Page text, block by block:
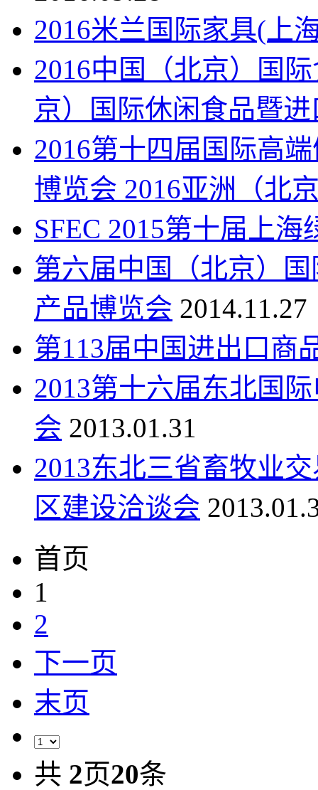
2016米兰国际家具(上
2016中国（北京）国
京）国际休闲食品暨
2016第十四届国际高
博览会 2016亚洲（北
SFEC 2015第十届上
第六届中国（北京）
产品博览会 2014.11.27
第113届中国进出口商
2013第十六届东北国
会 2013.01.31
2013东北三省畜牧业
区建设洽谈会
首页
1
2
下一页
末页
共 2页20条